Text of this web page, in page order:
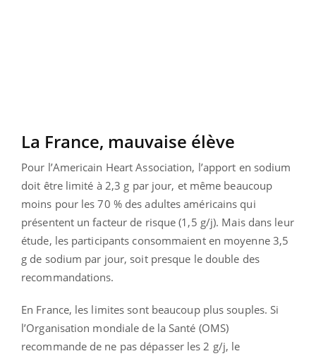
La France, mauvaise élève
Pour l’Americain Heart Association, l’apport en sodium
doit être limité à 2,3 g par jour, et même beaucoup
moins pour les 70 % des adultes américains qui
présentent un facteur de risque (1,5 g/j). Mais dans leur
étude, les participants consommaient en moyenne 3,5
g de sodium par jour, soit presque le double des
recommandations.
En France, les limites sont beaucoup plus souples. Si
l’Organisation mondiale de la Santé (OMS)
recommande de ne pas dépasser les 2 g/j, le